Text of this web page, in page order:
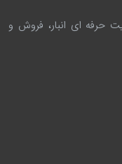
حرفه ای انبار، فروش و